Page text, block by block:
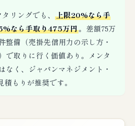
リングでも、 上限20%なら手
なら手取り475万円。差額75万
整備（売掛先信用力の示し方・
で取りに行く価値あり。メンタ
なく、ジャパンマネジメント・
もりが推奨です。